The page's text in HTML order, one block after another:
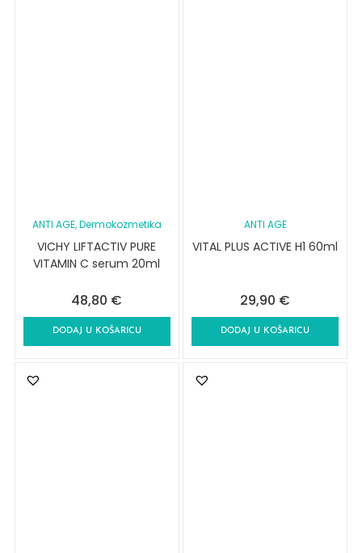
ANTI AGE, Dermokozmetika
VICHY LIFTACTIV PURE
VITAMIN C serum 20ml
48,80 €
DODAJ U KOŠARICU
ANTI AGE
VITAL PLUS ACTIVE H1 60ml
29,90 €
DODAJ U KOŠARICU